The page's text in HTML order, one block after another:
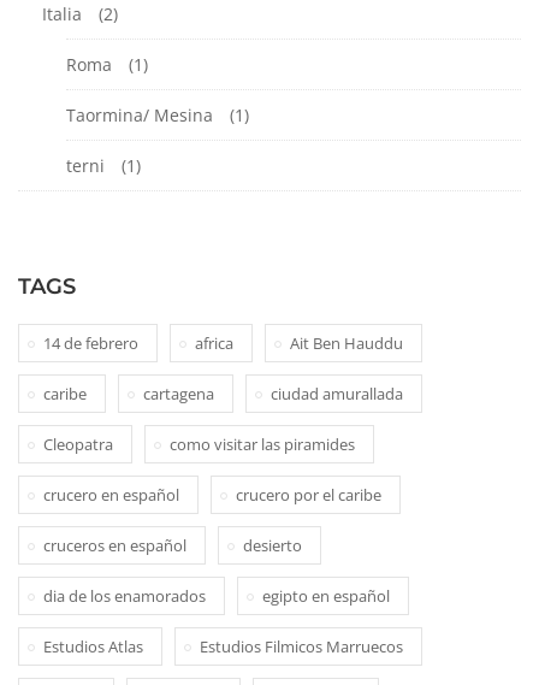
Italia (2)
Roma (1)
Taormina/ Mesina (1)
terni (1)
TAGS
14 de febrero africa Ait Ben Hauddu
caribe cartagena ciudad amurallada
Cleopatra como visitar las piramides
crucero en español crucero por el caribe
cruceros en español desierto
dia de los enamorados egipto en español
Estudios Atlas Estudios Filmicos Marruecos